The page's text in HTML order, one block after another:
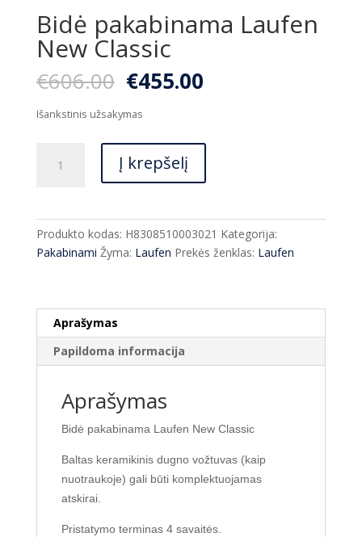
Bidė pakabinama Laufen
New Classic
€606.00 Original
price
was:
€606.00.
€455.00Current
€455.00.
Išankstinis užsakymas
kiekis:
Laufen
New
Į krepšelį
Produkto kodas: H8308510003021 Kategorija:
Pakabinami Žyma: Laufen Prekės ženklas: Laufen
Aprašymas
Papildoma informacija
Aprašymas
Bidė pakabinama Laufen New Classic
Baltas keramikinis dugno vožtuvas (kaip
nuotraukoje) gali būti komplektuojamas
atskirai.
Pristatymo terminas 4 savaitės.